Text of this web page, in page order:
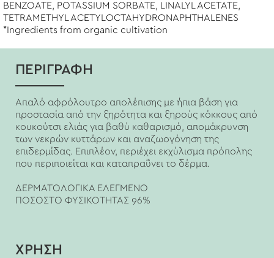
BENZOATE, POTASSIUM SORBATE, LINALYL ACETATE,
TETRAMETHYL ACETYLOCTAHYDRONAPHTHALENES
*Ingredients from organic cultivation
ΠΕΡΙΓΡΑΦΗ
Απαλό αφρόλουτρο απολέπισης με ήπια βάση για
προστασία από την ξηρότητα και ξηρούς κόκκους από
κουκούτσι ελιάς για βαθύ καθαρισμό, απομάκρυνση
των νεκρών κυττάρων και αναζωογόνηση της
επιδερμίδας. Επιπλέον, περιέχει εκχύλισμα πρόπολης
που περιποιείται και καταπραΰνει το δέρμα.
ΔΕΡΜΑΤΟΛΟΓΙΚΑ ΕΛΕΓΜΕΝΟ
ΠΟΣΟΣΤΟ ΦΥΣΙΚΟΤΗΤΑΣ 96%
ΧΡΗΣΗ